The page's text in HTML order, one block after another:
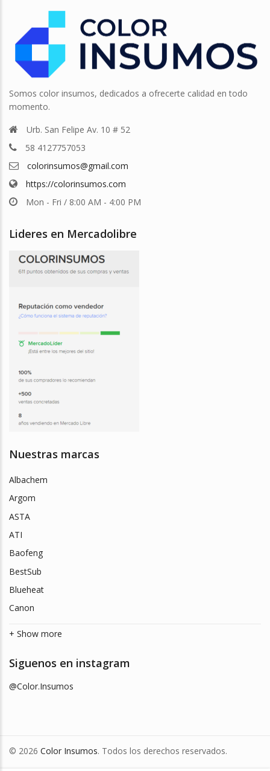
Somos color insumos, dedicados a ofrecerte calidad en todo
momento.
Urb. San Felipe Av. 10 # 52
58 4127757053
colorinsumos@gmail.com
https://colorinsumos.com
Mon - Fri / 8:00 AM - 4:00 PM
Lideres en Mercadolibre
Nuestras marcas
Albachem
Argom
ASTA
ATI
Baofeng
BestSub
Blueheat
Canon
+ Show more
Siguenos en instagram
@Color.Insumos
© 2026 Color Insumos. Todos los derechos reservados.